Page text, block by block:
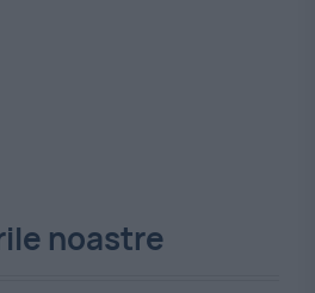
noastre